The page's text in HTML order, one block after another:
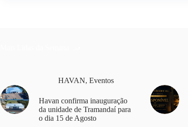
HAVAN, Eventos
Havan confirma inauguração
da unidade de Tramandaí para
o dia 15 de Agosto